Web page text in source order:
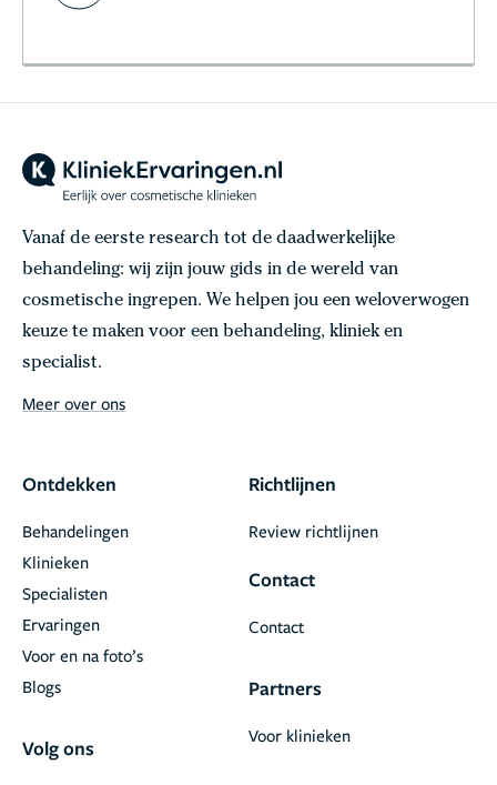
Vanaf de eerste research tot de daadwerkelijke
behandeling: wij zijn jouw gids in de wereld van
cosmetische ingrepen. We helpen jou een weloverwogen
keuze te maken voor een behandeling, kliniek en
specialist.
Meer over ons
Ontdekken
Behandelingen
Klinieken
Specialisten
Ervaringen
Voor en na foto’s
Blogs
Volg ons
Richtlijnen
Review richtlijnen
Contact
Contact
Partners
Voor klinieken